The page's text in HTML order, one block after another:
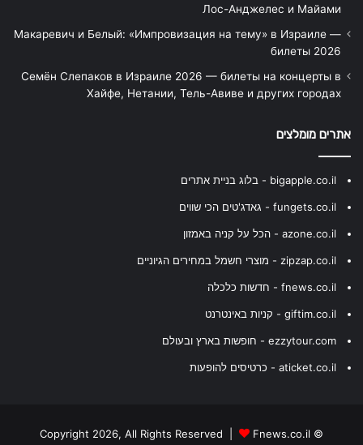
Лос-Анджелес и Майами
Макаревич и Белый: «Импровизация на тему» в Израиле —
билеты 2026
Семён Слепаков в Израиле 2026 — билеты на концерты в
Хайфе, Нетании, Тель-Авиве и других городах
אתרים מומלצים
bigapple.co.il - בלוג בניית אתרים
fungets.co.il - גאדג'טים הכי שווים
azone.co.il - הכל על קניה באמזון
zipzap.co.il - מוצרי חשמל במחירים הגיוניים
fnews.co.il - חדשות כלכלה
giftim.co.il - קניות באינטרנט
ezzytour.com - חופשות בארץ ובעולם
aticket.co.il - כרטיסים להופעות
© Copyright 2026, All Rights Reserved |
Fnews.co.il